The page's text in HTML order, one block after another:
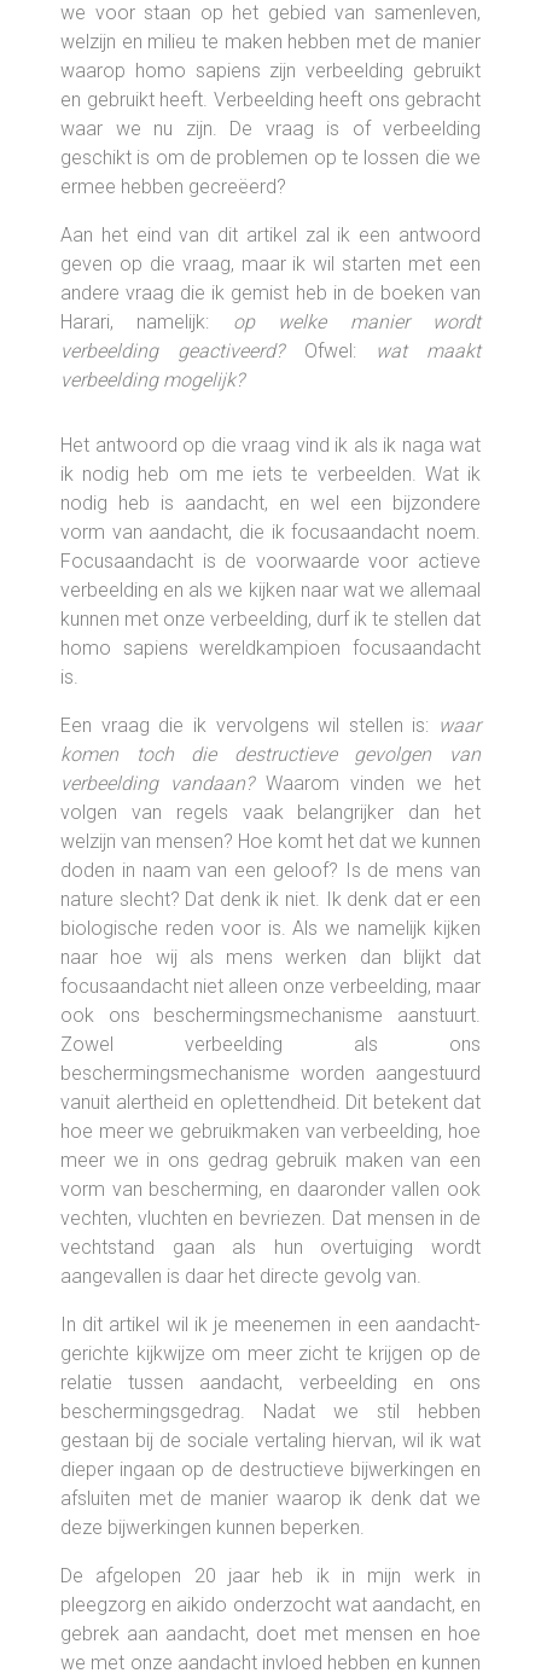
we voor staan op het gebied van samenleven,
welzijn en milieu te maken hebben met de manier
waarop homo sapiens zijn verbeelding gebruikt
en gebruikt heeft. Verbeelding heeft ons gebracht
waar we nu zijn. De vraag is of verbeelding
geschikt is om de problemen op te lossen die we
ermee hebben gecreëerd?
Aan het eind van dit artikel zal ik een antwoord
geven op die vraag, maar ik wil starten met een
andere vraag die ik gemist heb in de boeken van
Harari, namelijk: op welke manier wordt
verbeelding geactiveerd?Ofwel:
wat maakt
verbeelding mogelijk?
Het antwoord op die vraag vind ik als ik naga wat
ik nodig heb om me iets te verbeelden. Wat ik
nodig heb is aandacht, en wel een bijzondere
vorm van aandacht, die ik focusaandacht noem.
Focusaandacht is de voorwaarde voor actieve
verbeelding en als we kijken naar wat we allemaal
kunnen met onze verbeelding, durf ik te stellen dat
homo sapiens wereldkampioen focusaandacht
is.
Een vraag die ik vervolgens wil stellen is: waar
komen toch die destructieve gevolgen van
verbeelding vandaan?Waarom vinden we het
volgen van regels vaak belangrijker dan het
welzijn van mensen? Hoe komt het dat we kunnen
doden in naam van een geloof? Is de mens van
nature slecht? Dat denk ik niet. Ik denk dat er een
biologische reden voor is. Als we namelijk kijken
naar hoe wij als mens werken dan blijkt dat
focusaandacht niet alleen onze verbeelding, maar
ook ons beschermingsmechanisme aanstuurt.
Zowel verbeelding als ons
beschermingsmechanisme worden aangestuurd
vanuit alertheid en oplettendheid. Dit betekent dat
hoe meer we gebruikmaken van verbeelding, hoe
meer we in ons gedrag gebruik maken van een
vorm van bescherming, en daaronder vallen ook
vechten, vluchten en bevriezen. Dat mensen in de
vechtstand gaan als hun overtuiging wordt
aangevallen is daar het directe gevolg van.
In dit artikel wil ik je meenemen in een aandacht-
gerichte kijkwijze om meer zicht te krijgen op de
relatie tussen aandacht, verbeelding en ons
beschermingsgedrag. Nadat we stil hebben
gestaan bij de sociale vertaling hiervan, wil ik wat
dieper ingaan op de destructieve bijwerkingen en
afsluiten met de manier waarop ik denk dat we
deze bijwerkingen kunnen beperken.
De afgelopen 20 jaar heb ik in mijn werk in
pleegzorg en aikido onderzocht wat aandacht, en
gebrek aan aandacht, doet met mensen en hoe
we met onze aandacht invloed hebben en kunnen